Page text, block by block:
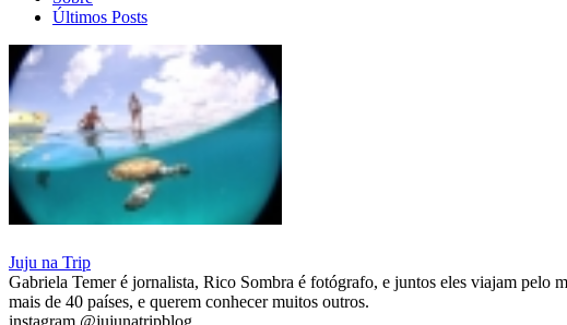
Últimos Posts
Juju na Trip
Gabriela Temer é jornalista, Rico Sombra é fotógrafo, e juntos eles viajam
mais de 40 países, e querem conhecer muitos outros.